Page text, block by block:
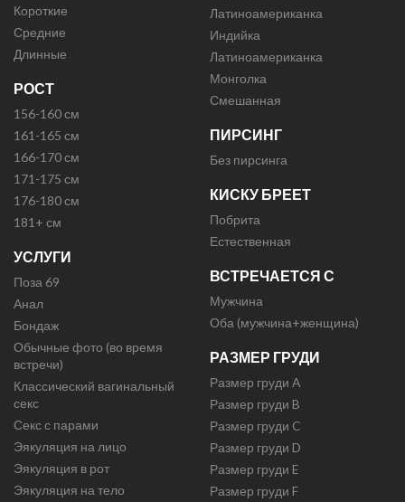
Короткие
Средние
Длинные
РОСТ
156-160 см
161-165 см
166-170 см
171-175 см
176-180 см
181+ см
УСЛУГИ
Поза 69
Анал
Бондаж
Обычные фото (во время
встречи)
Классический вагинальный
секс
Секс с парами
Эякуляция на лицо
Эякуляция в рот
Эякуляция на тело
Латиноамериканка
Индийка
Латиноамериканка
Монголка
Смешанная
ПИРСИНГ
Без пирсинга
КИСКУ БРЕЕТ
Побрита
Естественная
ВСТРЕЧАЕТСЯ С
Мужчина
Оба (мужчина+женщина)
РАЗМЕР ГРУДИ
Размер груди A
Размер груди B
Размер груди C
Размер груди D
Размер груди E
Размер груди F